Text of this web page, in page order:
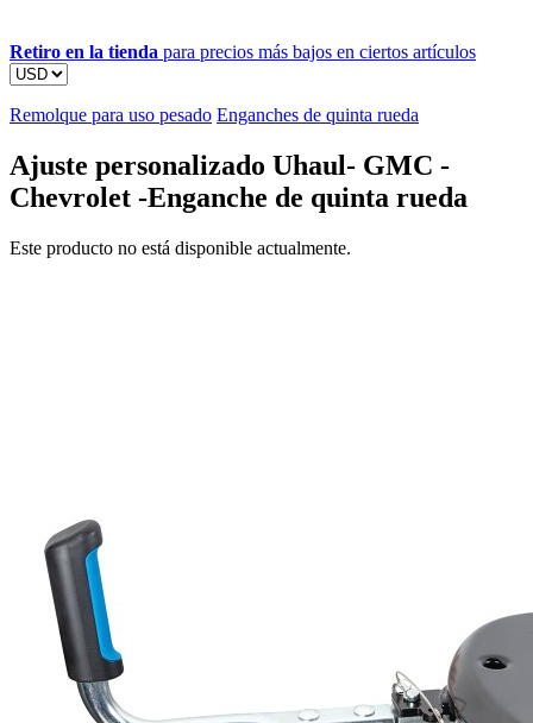
Retiro en la tienda para precios más bajos en ciertos artículos
Remolque para uso pesado Enganches de quinta rueda
Ajuste personalizado Uhaul- GMC -
Chevrolet -Enganche de quinta rueda
Este producto no está disponible actualmente.